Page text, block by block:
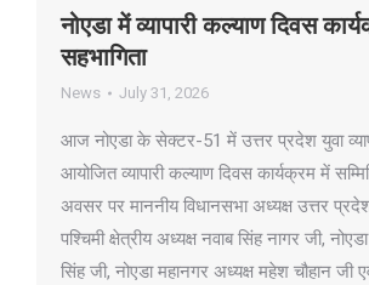
नोएडा में व्यापारी कल्याण दिवस
सहभागिता
News July 31, 2026
आज नोएडा के सेक्टर-51 में उत्तर प्रदेश युवा
आयोजित व्यापारी कल्याण दिवस कार्यक्रम में
अवसर पर माननीय विधानसभा अध्यक्ष उत्तर
पश्चिमी क्षेत्रीय अध्यक्ष नवाब सिंह नागर जी,
सिंह जी, नोएडा महानगर अध्यक्ष महेश चौहान जी